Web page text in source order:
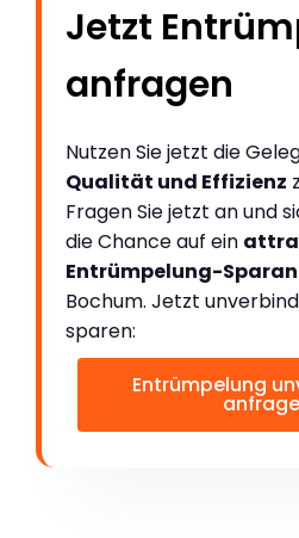
Jetzt
anfragen
Nutzen Sie jetzt die
Qualität und Effizienz
Fragen Sie jetzt an und
die Chance auf ein
Entrümpelung-
Bochum. Jetzt
sparen:
Entrümpelung